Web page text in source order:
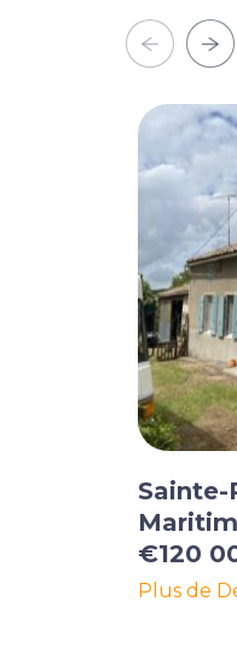
Sainte-
€120
Plus de